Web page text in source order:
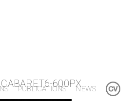
PUBLICATIONS NEWS
600PX